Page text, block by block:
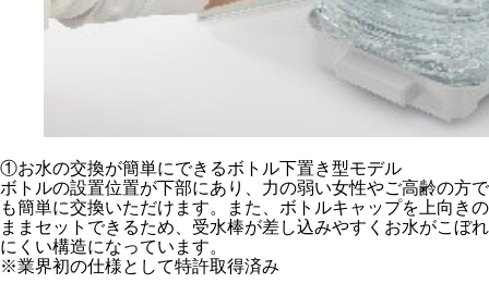
①お水の交換が簡単にできるボトル下置き型モデル
ボトルの設置位置が下部にあり、力の弱い女性やご高齢の方で
も簡単に交換いただけます。また、ボトルキャップを上向きの
ままセットできるため、受水棒が差し込みやすくお水がこぼれ
にくい構造になっています。
※業界初の仕様として特許取得済み